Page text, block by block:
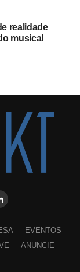
realidade
musical
EVENTOS
ANUNCIE